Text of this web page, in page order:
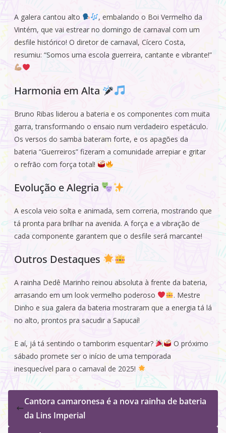
A galera cantou alto
, embalando o Boi Vermelho da
Vintém, que vai estrear no domingo de carnaval com um
desfile histórico! O diretor de carnaval, Cícero Costa,
resumiu: “Somos uma escola guerreira, cantante e vibrante!”
Harmonia em Alta
Bruno Ribas liderou a bateria e os componentes com muita
garra, transformando o ensaio num verdadeiro espetáculo.
Os versos do samba bateram forte, e os apagões da
bateria “Guerreiros” fizeram a comunidade arrepiar e gritar
o refrão com força total!
Evolução e Alegria
A escola veio solta e animada, sem correria, mostrando que
tá pronta para brilhar na avenida. A força e a vibração de
cada componente garantem que o desfile será marcante!
Outros Destaques
A rainha Dedê Marinho reinou absoluta à frente da bateria,
arrasando em um look vermelho poderoso
. Mestre
Dinho e sua galera da bateria mostraram que a energia tá lá
no alto, prontos pra sacudir a Sapucaí!
E aí, já tá sentindo o tamborim esquentar?
O próximo
sábado promete ser o início de uma temporada
inesquecível para o carnaval de 2025!
Cantora camaronesa é a nova rainha de bateria
da Lins Imperial